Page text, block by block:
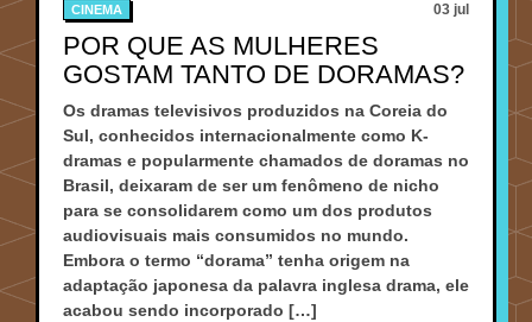
CINEMA 03 jul
POR QUE AS MULHERES
GOSTAM TANTO DE DORAMAS?
Os dramas televisivos produzidos na Coreia do
Sul, conhecidos internacionalmente como K-
dramas e popularmente chamados de doramas no
Brasil, deixaram de ser um fenômeno de nicho
para se consolidarem como um dos produtos
audiovisuais mais consumidos no mundo.
Embora o termo “dorama” tenha origem na
adaptação japonesa da palavra inglesa drama, ele
acabou sendo incorporado […]